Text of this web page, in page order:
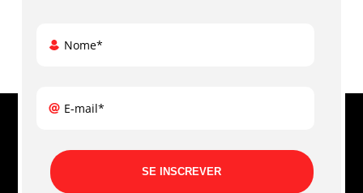
Nome*
E-mail*
SE INSCREVER